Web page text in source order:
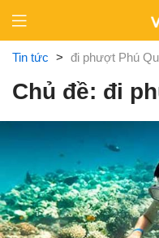
content
Tin tức > đi phượt Phú
Chủ đề: đi